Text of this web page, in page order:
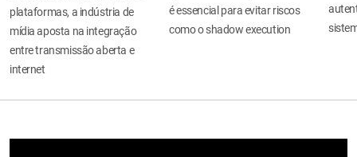
plataformas, a indústria de
mídia aposta na integração
entre transmissão aberta e
internet
é essencial para evitar riscos
como o shadow execution